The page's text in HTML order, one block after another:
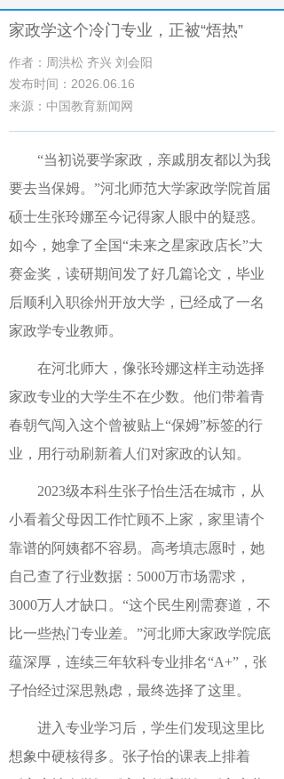
家政学这个冷门专业，正被“焐热”
作者：周洪松 齐兴 刘会阳
发布时间：2026.06.16
来源：中国教育新闻网
“当初说要学家政，亲戚朋友都以为我
要去当保姆。”河北师范大学家政学院首届
硕士生张玲娜至今记得家人眼中的疑惑。
如今，她拿了全国“未来之星家政店长”大
赛金奖，读研期间发了好几篇论文，毕业
后顺利入职徐州开放大学，已经成了一名
家政学专业教师。
在河北师大，像张玲娜这样主动选择
家政专业的大学生不在少数。他们带着青
春朝气闯入这个曾被贴上“保姆”标签的行
业，用行动刷新着人们对家政的认知。
2023级本科生张子怡生活在城市，从
小看着父母因工作忙顾不上家，家里请个
靠谱的阿姨都不容易。高考填志愿时，她
自己查了行业数据：5000万市场需求，
3000万人才缺口。“这个民生刚需赛道，不
比一些热门专业差。”河北师大家政学院底
蕴深厚，连续三年软科专业排名“A+”，张
子怡经过深思熟虑，最终选择了这里。
进入专业学习后，学生们发现这里比
想象中硬核得多。张子怡的课表上排着